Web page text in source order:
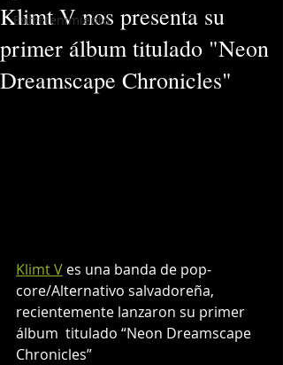
Entretenimiento
Klimt V nos presenta su
primer álbum titulado "Neon
Dreamscape Chronicles"
Klimt V es una banda de pop-
core/Alternativo salvadoreña,
recientemente lanzaron su primer
álbum  titulado “Neon Dreamscape
Chronicles”